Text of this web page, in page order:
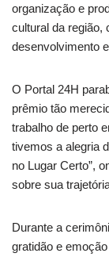
organização e
cultural da região,
desenvolvimento
O Portal 24H
prêmio tão
trabalho de perto
tivemos a alegria
no Lugar Certo”,
sobre sua
Durante a
gratidão e